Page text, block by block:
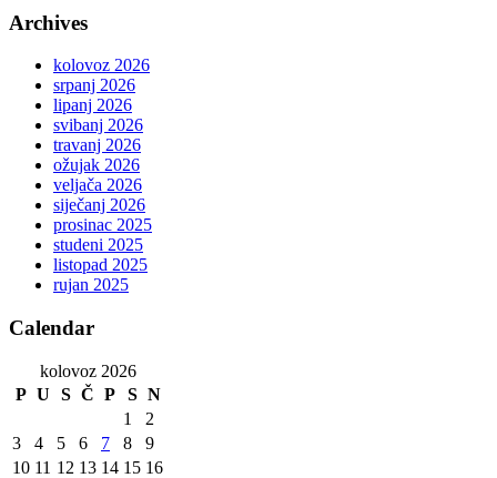
Archives
kolovoz 2026
srpanj 2026
lipanj 2026
svibanj 2026
travanj 2026
ožujak 2026
veljača 2026
siječanj 2026
prosinac 2025
studeni 2025
listopad 2025
rujan 2025
Calendar
kolovoz 2026
P U S Č P S N
1
2
3
4 5 6 7 8
9
10 11 12 13 14 15 16